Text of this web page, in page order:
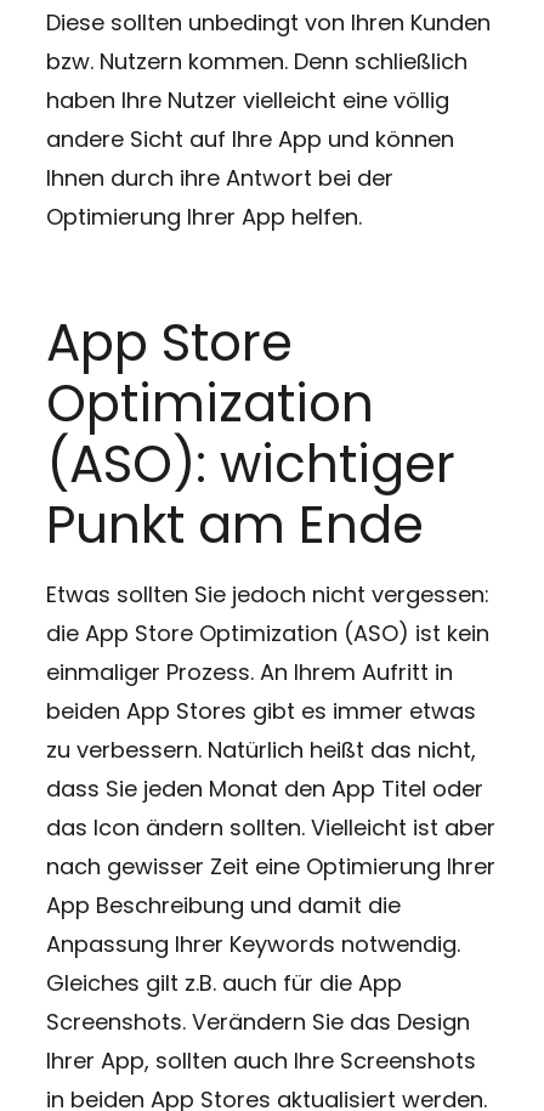
Diese sollten unbedingt von Ihren Kunden
bzw. Nutzern kommen. Denn schließlich
haben Ihre Nutzer vielleicht eine völlig
andere Sicht auf Ihre App und können
Ihnen durch ihre Antwort bei der
Optimierung Ihrer App helfen.
App Store
Optimization
(ASO): wichtiger
Punkt am Ende
Etwas sollten Sie jedoch nicht vergessen:
die App Store Optimization (ASO) ist kein
einmaliger Prozess. An Ihrem Aufritt in
beiden App Stores gibt es immer etwas
zu verbessern. Natürlich heißt das nicht,
dass Sie jeden Monat den App Titel oder
das Icon ändern sollten. Vielleicht ist aber
nach gewisser Zeit eine Optimierung Ihrer
App Beschreibung und damit die
Anpassung Ihrer Keywords notwendig.
Gleiches gilt z.B. auch für die App
Screenshots. Verändern Sie das Design
Ihrer App, sollten auch Ihre Screenshots
in beiden App Stores aktualisiert werden.